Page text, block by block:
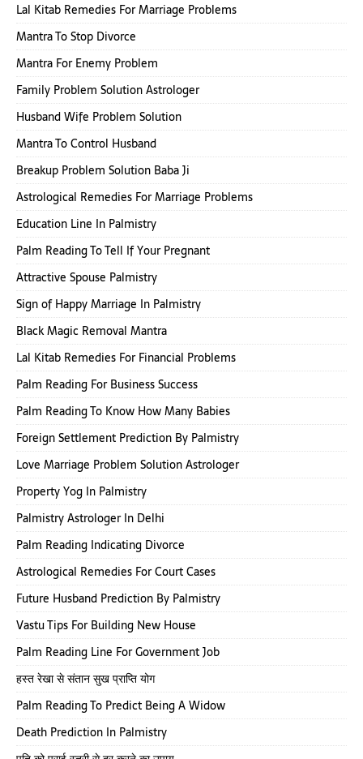
Lal Kitab Remedies For Marriage Problems
Mantra To Stop Divorce
Mantra For Enemy Problem
Family Problem Solution Astrologer
Husband Wife Problem Solution
Mantra To Control Husband
Breakup Problem Solution Baba Ji
Astrological Remedies For Marriage Problems
Education Line In Palmistry
Palm Reading To Tell If Your Pregnant
Attractive Spouse Palmistry
Sign of Happy Marriage In Palmistry
Black Magic Removal Mantra
Lal Kitab Remedies For Financial Problems
Palm Reading For Business Success
Palm Reading To Know How Many Babies
Foreign Settlement Prediction By Palmistry
Love Marriage Problem Solution Astrologer
Property Yog In Palmistry
Palmistry Astrologer In Delhi
Palm Reading Indicating Divorce
Astrological Remedies For Court Cases
Future Husband Prediction By Palmistry
Vastu Tips For Building New House
Palm Reading Line For Government Job
हस्त रेखा से संतान सुख प्राप्ति योग
Palm Reading To Predict Being A Widow
Death Prediction In Palmistry